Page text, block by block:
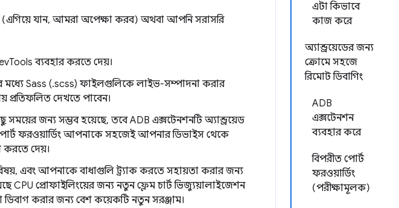
এটা কিভাবে
কাজ করে
অ্যান্ড্রয়েডের জন্য
ক্রোমে সহজে
রিমোট ডিবাগিং
ADB
এক্সটেনশন
ব্যবহার করে
বিপরীত পোর্ট
ফরওয়ার্ডিং
(পরীক্ষামূলক)
যান, আমরা অপেক্ষা করব) অথবা আপনি সরাসরি
ব্যবহার করতে দেয়।
Sass (.scss) ফাইলগুলিকে লাইভ-সম্পাদনা করার
প্রতিফলিত দেখতে পাবেন।
সময়ের জন্য সম্ভব হয়েছে, তবে ADB এক্সটেনশনটি অ্যান্ড্রয়েড
ফরওয়ার্ডিং আপনাকে সহজেই আপনার ডিভাইস থেকে
দেয়।
বিষয়, এবং আপনাকে বাধাগুলি ট্র্যাক করতে সহায়তা করার জন্য
CPU প্রোফাইলিংয়ের জন্য নতুন ফ্লেম চার্ট ভিজ্যুয়ালাইজেশন
ডিবাগ করার জন্য বেশ কয়েকটি নতুন সরঞ্জাম।